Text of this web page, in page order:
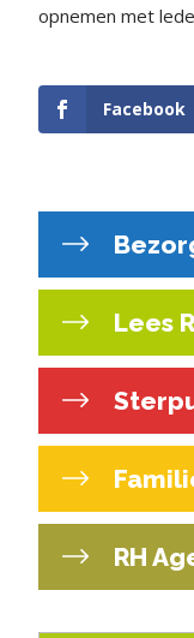
opnemen met
Facebook
Lees
RH